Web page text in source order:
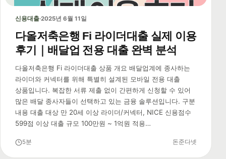
신용대출·2025년 6월 11일
다올저축은행 Fi 라이더대출 실제 이용
후기｜배달업 전용 대출 완벽 분석
다올저축은행 Fi 라이더대출 상품 개요 배달업계에 종사하는
라이더와 커넥터를 위해 특별히 설계된 모바일 전용 대출
상품입니다. 복잡한 서류 제출 없이 간편하게 신청할 수 있어
많은 배달 종사자들이 선택하고 있는 금융 솔루션입니다. 구분
내용 대출 대상 만 20세 이상 라이더/커넥터, NICE 신용점수
599점 이상 대출 규모 100만원 ~ 1억원 적용…
5분 돈준다넷